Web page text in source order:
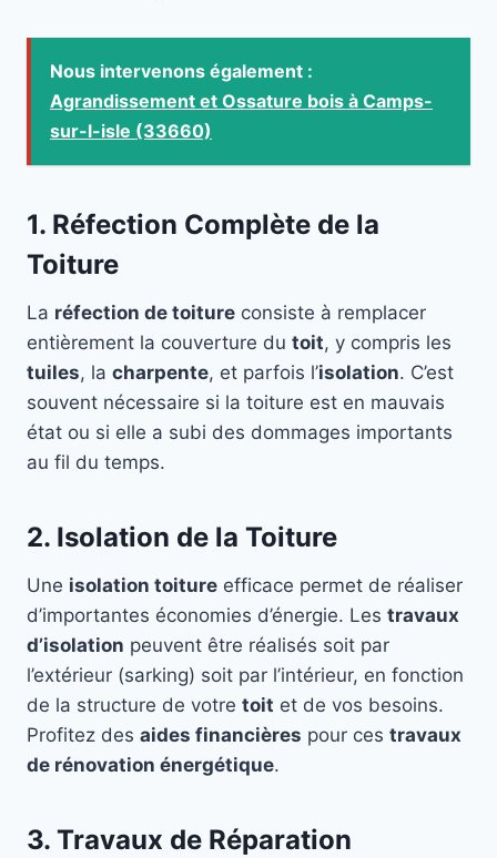
Nous intervenons également :
Agrandissement et Ossature bois à Camps-
sur-l-isle (33660)
1. Réfection Complète de la
Toiture
La réfection de toiture consiste à remplacer
entièrement la couverture du toit, y compris les
tuiles, la charpente, et parfois l’isolation. C’est
souvent nécessaire si la toiture est en mauvais
état ou si elle a subi des dommages importants
au fil du temps.
2. Isolation de la Toiture
Une isolation toiture efficace permet de réaliser
d’importantes économies d’énergie. Les travaux
d’isolation peuvent être réalisés soit par
l’extérieur (sarking) soit par l’intérieur, en fonction
de la structure de votre toit et de vos besoins.
Profitez des aides financières pour ces travaux
de rénovation énergétique.
3. Travaux de Réparation